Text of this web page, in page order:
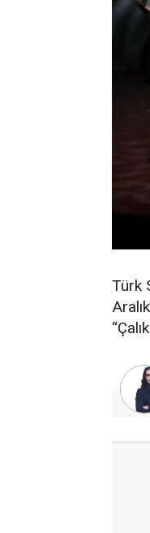
Türk